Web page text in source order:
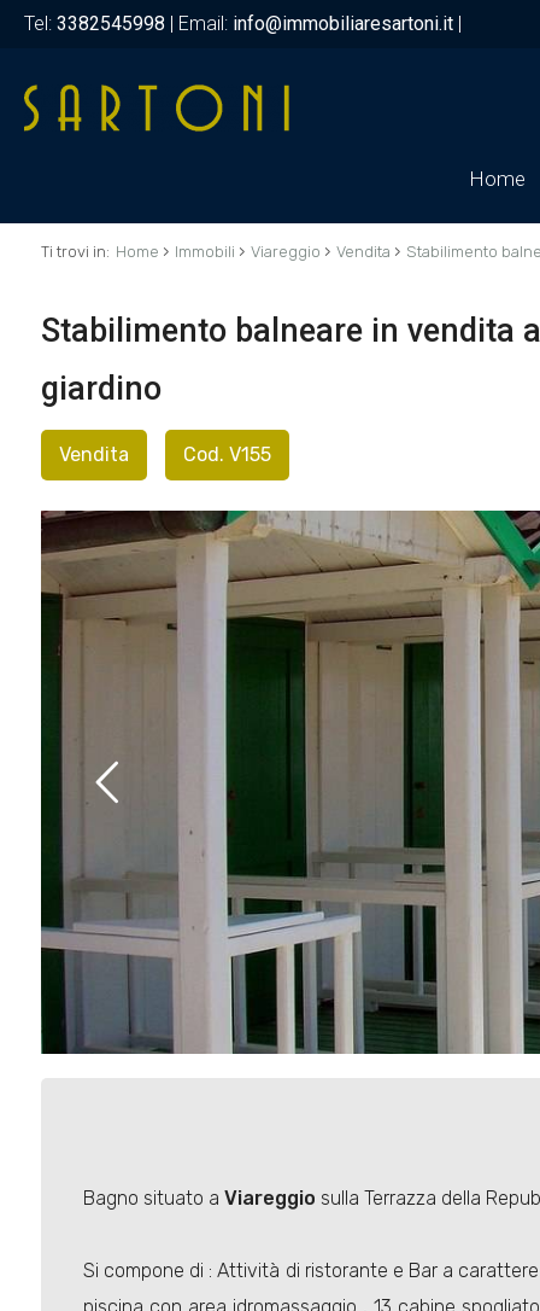
Home
Tel: 3382545998 | Email: info@immobiliaresartoni.it |
Ti trovi in: Home › Immobili › Viareggio › Vendita › Stabilimento
Stabilimento balneare in vendita
giardino
Vendita Cod. V155
Bagno situato a Viareggio sulla Terrazza della
Si compone di : Attività di ristorante e Bar a